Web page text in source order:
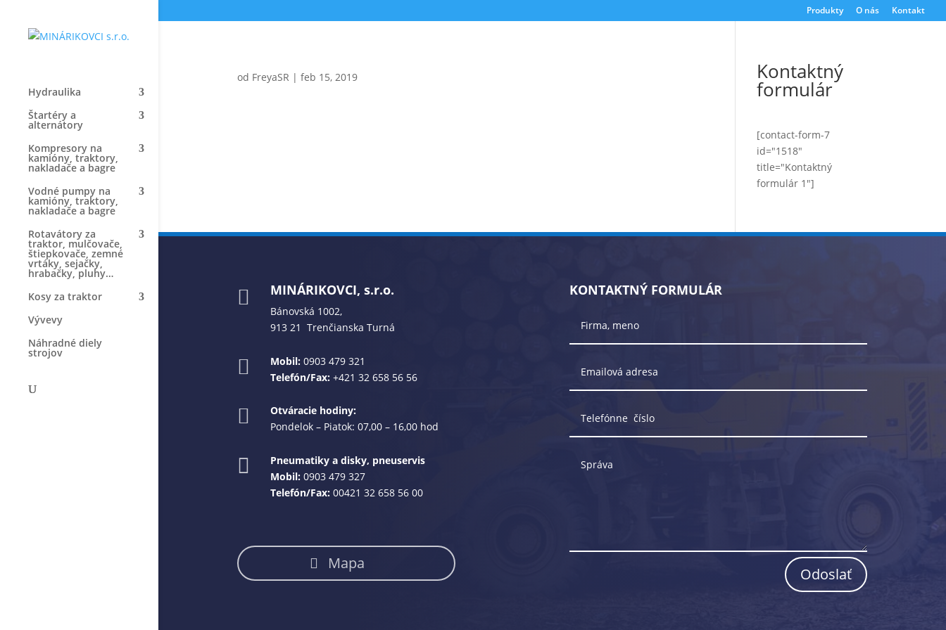
Produkty O nás Kontakt
Hydraulika
Štartéry a
alternátory
Kompresory na
kamióny, traktory,
nakladače a bagre
Vodné pumpy na
kamióny, traktory,
nakladače a bagre
Rotavátory za
traktor, mulčovače,
štiepkovače, zemné
vrtáky, sejačky,
hrabačky, pluhy…
Kosy za traktor
Vývevy
Náhradné diely
strojov
od FreyaSR | feb 15, 2019 Kontaktný
formulár
[contact-form-7
id="1518"
title="Kontaktný
formulár 1"]
 MINÁRIKOVCI, s.r.o.
Bánovská 1002,
913 21 Trenčianska Turná
 Mobil: 0903 479 321
Telefón/Fax: +421 32 658 56 56

Otváracie hodiny:
Pondelok – Piatok: 07,00 – 16,00 hod

Pneumatiky a disky, pneuservis
Mobil: 0903 479 327
Telefón/Fax: 00421 32 658 56 00
Mapa
KONTAKTNÝ FORMULÁR
Odoslať